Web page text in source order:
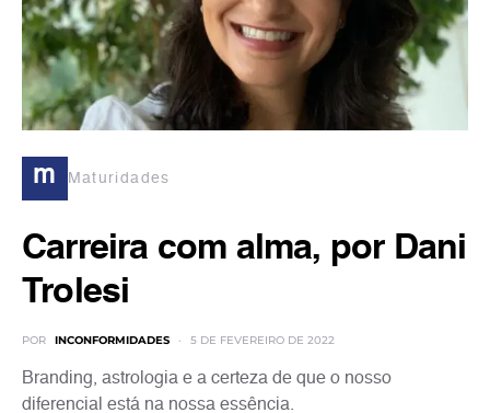
m Maturidades
Carreira com alma, por Dani
Trolesi
POR INCONFORMIDADES 5 DE FEVEREIRO DE 2022
Branding, astrologia e a certeza de que o nosso
diferencial está na nossa essência.